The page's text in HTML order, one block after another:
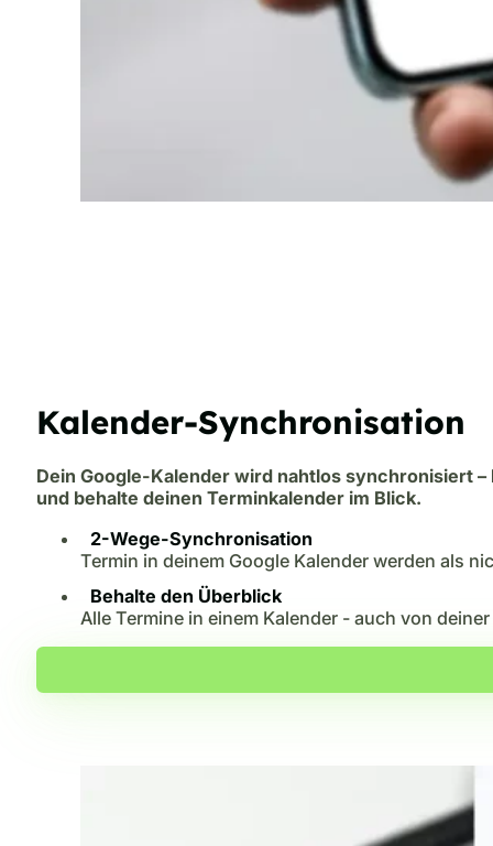
Kalender-Synchronisation
Dein Google-Kalender wird nahtlos synchronisiert
und behalte deinen Terminkalender im Blick.
2-Wege-Synchronisation
Termin in deinem Google Kalender werden als
Behalte den Überblick
Alle Termine in einem Kalender - auch von